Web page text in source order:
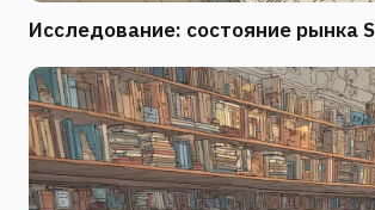
Исследование: состояние рынка